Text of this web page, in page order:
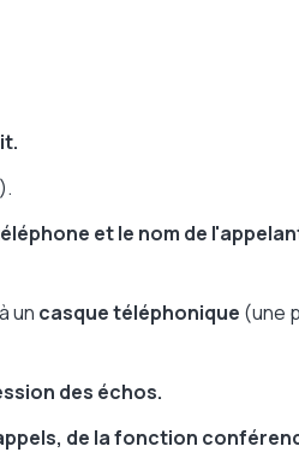
et le nom de
un casque téléphonique (une
des échos.
de la fonction